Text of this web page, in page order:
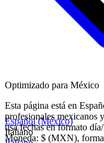
Español (México)
Italiano
Optimizado para México
Esta página está en
profesionales mexicanos
usa fechas en formato
Moneda: $ (MXN),